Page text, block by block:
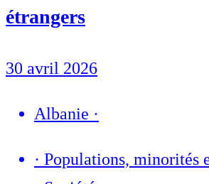
étrangers
30 avril 2026
Albanie ·
· Populations, minorités